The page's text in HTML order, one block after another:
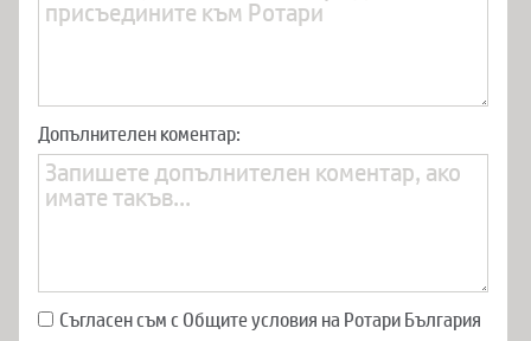
Допълнителен коментар:
Съгласен съм с Общите условия на Ротари България